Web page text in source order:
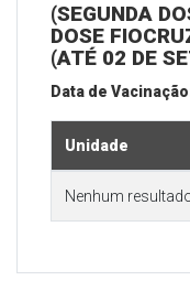
(SEGUNDA
DOSE
(ATÉ 02 DE
Data de
Unidade
Nenhum